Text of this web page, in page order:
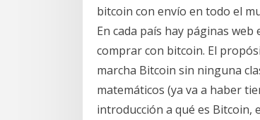
bitcoin con envío en todo el
En cada país hay páginas
comprar con bitcoin. El
marcha Bitcoin sin ninguna
matemáticos (ya va a haber
introducción a qué es Bitcoin,